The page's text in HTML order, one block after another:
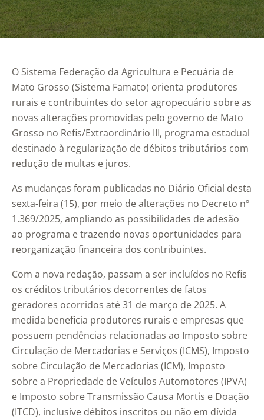
O Sistema Federação da Agricultura e Pecuária de
Mato Grosso (Sistema Famato) orienta produtores
rurais e contribuintes do setor agropecuário sobre as
novas alterações promovidas pelo governo de Mato
Grosso no Refis/Extraordinário III, programa estadual
destinado à regularização de débitos tributários com
redução de multas e juros.
As mudanças foram publicadas no Diário Oficial desta
sexta-feira (15), por meio de alterações no Decreto nº
1.369/2025, ampliando as possibilidades de adesão
ao programa e trazendo novas oportunidades para
reorganização financeira dos contribuintes.
Com a nova redação, passam a ser incluídos no Refis
os créditos tributários decorrentes de fatos
geradores ocorridos até 31 de março de 2025. A
medida beneficia produtores rurais e empresas que
possuem pendências relacionadas ao Imposto sobre
Circulação de Mercadorias e Serviços (ICMS), Imposto
sobre Circulação de Mercadorias (ICM), Imposto
sobre a Propriedade de Veículos Automotores (IPVA)
e Imposto sobre Transmissão Causa Mortis e Doação
(ITCD), inclusive débitos inscritos ou não em dívida